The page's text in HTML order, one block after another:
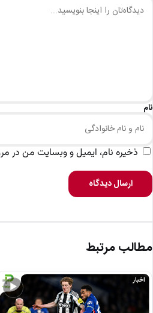
نام
ذخیره نام، ایمیل و وبسایت من در
ارسال دیدگاه
مطالب مرتبط
▶
اخبار